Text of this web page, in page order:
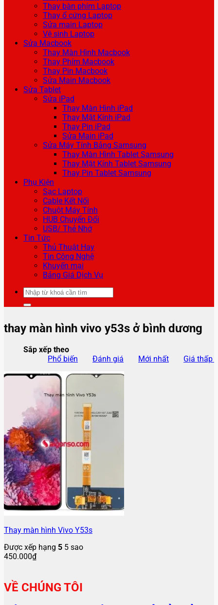
Thay bàn phím Laptop
Thay ổ cứng Laptop
Sửa main Laptop
Vệ sinh Laptop
Sửa Macbook
Thay Màn Hình Macbook
Thay Phím Macbook
Thay Pin Macbook
Sửa Main Macbook
Sửa Tablet
Sửa iPad
Thay Màn Hình iPad
Thay Mặt Kính iPad
Thay Pin iPad
Sửa Main iPad
Sửa Máy Tính Bảng Samsung
Thay Màn Hình Tablet Samsung
Thay Mặt Kính Tablet Samsung
Thay Pin Tablet Samsung
Phụ Kiện
Sạc Laptop
Cable Kết Nối
Chuột Máy Tính
HUB Chuyển Đổi
USB/ Thẻ Nhớ
Tin Tức
Thủ Thuật Hay
Tin Công Nghệ
Khuyến mại
Bảng Giá Dịch Vụ
Tìm
kiếm:
thay màn hình vivo y53s ở bình dương
Sắp xếp theo
Phổ biến
Đánh giá Mới nhất Giá thấp
Thay màn hình Vivo Y53s
Được xếp hạng 5 5 sao
450.000₫
VỀ CHÚNG TÔI